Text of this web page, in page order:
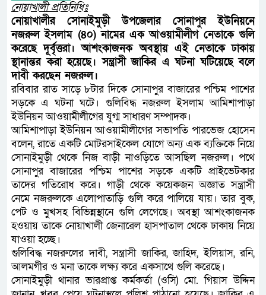
নোয়াখালী প্রতিনিধিঃ
নোয়াখালীর সোনাইমুড়ী উপজেলার সোনাপুর ইউনিয়নে
নজরুল ইসলাম (৪০) নামের এক আওয়ামীলীগ নেতাকে গুলি
করেছে দূর্বৃত্তরা। আশংকাজনক অবস্থায় এই নেতাকে ঢাকায়
স্থানান্তর করা হয়েছে। সন্ত্রাসী জাকির এ ঘটনা ঘটিয়েছে বলে
দাবী করছেন নজরুল।
রবিবার রাত সাড়ে ৮টার দিকে সোনাপুর বাজারের পশ্চিম পাশের
সড়কে এ ঘটনা ঘটে। গুলিবিদ্ধ নজরুল ইসলাম আমিশাপাড়া
ইউনিয়ন আওয়ামীলীগের যুগ্ম সাধারণ সম্পাদক।
আমিশাপাড়া ইউনিয়ন আওয়ামীলীগের সভাপতি পারভেজ হোসেন
বলেন, রাতে একটি মোটরসাইকেল যোগে অন্য এক ব্যক্তিকে নিয়ে
সোনাইমুড়ী থেকে নিজ বাড়ী নাওড়িতে আসছিল নজরুল। পথে
সোনাপুর বাজারের পশ্চিম পাশের সড়কে একটি প্রাইভেটকার
তাদের গতিরোধ করে। গাড়ী থেকে কয়েকজন অজ্ঞাত সন্ত্রাসী
নেমে নজরুলকে এলোপাতাড়ি গুলি করে পালিয়ে যায়। তার বুক,
পেট ও মুখসহ বিভিন্নস্থানে গুলি লেগেছে। অবস্থা আশংকাজনক
হওয়ায় তাকে নোয়াখালী জেনারেল হাসপাতাল থেকে ঢাকায় নিয়ে
যাওয়া হচ্ছে।
গুলিবিদ্ধ নজরুলের দাবী, সন্ত্রাসী জাকির, জাহিদ, ইলিয়াস, রনি,
আলমগীর ও মনা তাকে লক্ষ্য করে একসাথে গুলি করেছে।
সোনাইমুড়ী থানার ভারপ্রাপ্ত কর্মকর্তা (ওসি) মো. গিয়াস উদ্দিন